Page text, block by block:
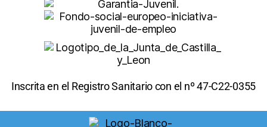
Inscrita en el Registro Sanitario con el nº 47-C22-0355